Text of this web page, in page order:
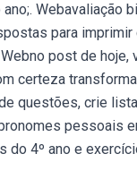
Webavaliação
para
post de
certeza
questões, crie
pessoais
do 4º ano e